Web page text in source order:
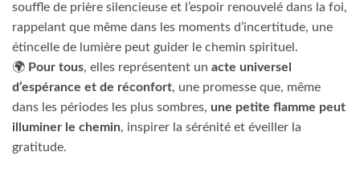
souffle de prière silencieuse et l’espoir renouvelé dans la foi,
rappelant que même dans les moments d’incertitude, une
étincelle de lumière peut guider le chemin spirituel.
🌍 Pour tous, elles représentent un acte universel
d’espérance et de réconfort, une promesse que, même
dans les périodes les plus sombres, une petite flamme peut
illuminer le chemin, inspirer la sérénité et éveiller la
gratitude.